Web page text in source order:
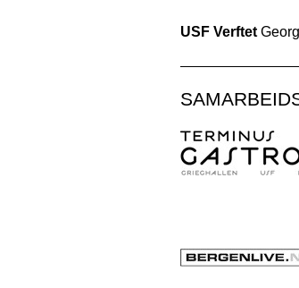
USF Verftet